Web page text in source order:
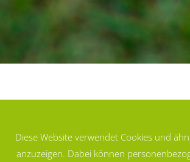
Diese Website verwendet Cookies und
anzuzeigen. Dabei können